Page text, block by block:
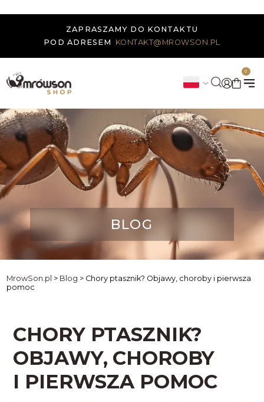
ZAPRASZAMY DO KONTAKTU
POD ADRESEM
KONTAKT@MROWSON.PL
0
BLOG
MrowSon.pl > Blog > Chory ptasznik? Objawy, choroby i pierwsza
pomoc
CHORY PTASZNIK?
OBJAWY, CHOROBY
I PIERWSZA POMOC